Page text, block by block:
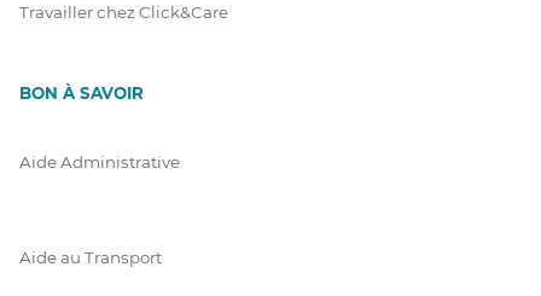
Travailler chez Click&Care
BON À SAVOIR
Aide Administrative
Aide au Transport